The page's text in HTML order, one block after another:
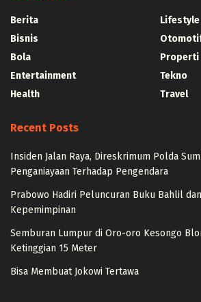
Berita
Bisnis
Bola
Entertainment
Health
Lifestyle
Properti
Tekno
Travel
Recent Posts
Insiden Jalan Raya, Direskrimum Polda
Penganiayaan Terhadap Pengendara
Prabowo Hadiri Peluncuran Buku Bahlil
Kepemimpinan
Semburan Lumpur di Oro-oro Kesongo
Ketinggian 15 Meter
Bisa Membuat Jokowi Tertawa